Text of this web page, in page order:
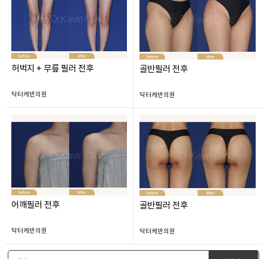
허벅지 + 무릎 필러 전후
닥터케빈의원
골반필러 전후
닥터케빈의원
어깨필러 전후
닥터케빈의원
골반필러 전후
닥터케빈의원